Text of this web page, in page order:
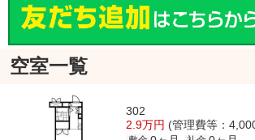
空室一覧
302
2.9万円 (管理費等：